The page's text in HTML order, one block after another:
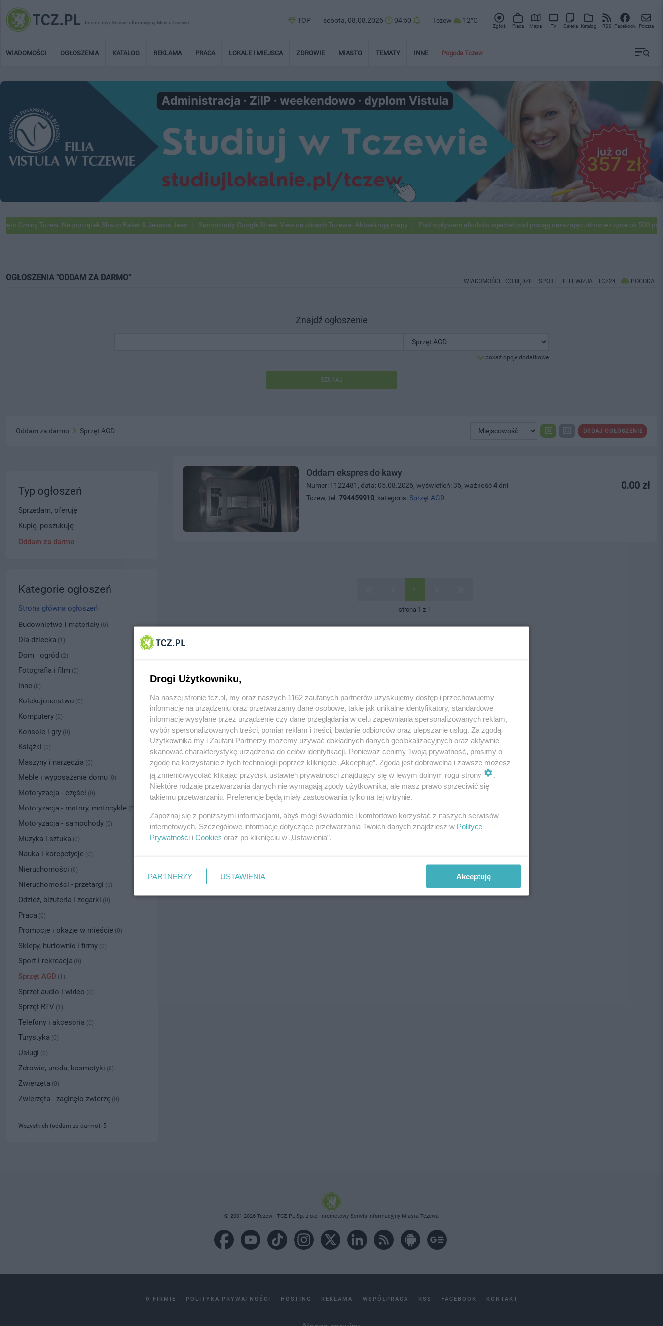
Internetowy Serwis Informacyjny Miasta Tczewa TOP sobota, 08.08.2026 04:50 Tczew 12°C
Zgłoś Praca Mapa TV Galeria Katalog RSS Facebook Poczta
WIADOMOŚCI OGŁOSZENIA KATALOG REKLAMA PRACA LOKALE I MIEJSCA ZDROWIE MIASTO TEMATY INNE Pogoda Tczew
Gminy Tczew. Na początek Shaun Baker & Jessica Jean Samochody Google Street View na ulicach Tczewa. Aktualizują mapy Pod wpływem alkoholu wjechał pod pociąg narażając zdrowie i życie ok 500
OGŁOSZENIA "ODDAM ZA DARMO" WIADOMOŚCI CO BĘDZIE SPORT TELEWIZJA TCZ24 POGODA
Znajdź ogłoszenie
pokaż opcje dodatkowe
SZUKAJ
DODAJ OGŁOSZENIE
Oddam za darmo Sprzęt AGD
Oddam ekspres do kawy
0.00 zł
Numer: 1122481, data: 05.08.2026, wyświetleń: 36, ważność4 dni
Tczew, tel.794459910, kategoria:Sprzęt AGD
1
strona 1 z 1
Typ ogłoszeń
Sprzedam, oferuję
Kupię, poszukuję
Oddam za darmo
Kategorie ogłoszeń
Strona główna ogłoszeń
Budownictwo i materiały (0)
Dla dziecka (1)
Dom i ogród (2)
Fotografia i film (0)
Inne (0)
Kolekcjonerstwo (0)
Komputery (0)
Konsole i gry (0)
Książki (0)
Maszyny i narzędzia (0)
Meble i wyposażenie domu (0)
Motoryzacja - części (0)
Motoryzacja - motory, motocykle (0)
Motoryzacja - samochody (0)
Muzyka i sztuka (0)
Nauka i korepetycje (0)
Nieruchomości (0)
Nieruchomości - przetargi (0)
Odzież, biżuteria i zegarki (0)
Praca (0)
Promocje i okazje w mieście (0)
Sklepy, hurtownie i firmy (0)
Sport i rekreacja (0)
Sprzęt AGD (1)
Sprzęt audio i wideo (0)
Sprzęt RTV (1)
Telefony i akcesoria (0)
Turystyka (0)
Usługi (0)
Zdrowie, uroda, kosmetyki (0)
Zwierzęta (0)
Zwierzęta - zaginęło zwierzę (0)
Wszystkich (oddam za darmo): 5
© 2001-2026 Tczew - TCZ.PL Sp. z o.o. Internetowy Serwis Informacyjny Miasta Tczewa
O FIRMIE POLITYKA PRYWATNOŚCI HOSTING REKLAMA WSPÓŁPRACA RSS FACEBOOK KONTAKT
Drogi Użytkowniku,
Na naszej stronie tcz.pl, my oraz naszych 1162 zaufanych partnerów uzyskujemy dostęp i przechowujemy
informacje na urządzeniu oraz przetwarzamy dane osobowe, takie jak unikalne identyfikatory, standardowe
informacje wysyłane przez urządzenie czy dane przeglądania w celu zapewniania spersonalizowanych reklam,
wybór spersonalizowanych treści, pomiar reklam i treści, badanie odbiorców oraz ulepszanie usług. Za zgodą
Użytkownika my i Zaufani Partnerzy możemy używać dokładnych danych geolokalizacyjnych oraz aktywnie
skanować charakterystykę urządzenia do celów identyfikacji. Ponieważ cenimy Twoją prywatność, prosimy o
zgodę na korzystanie z tych technologii poprzez kliknięcie „Akceptuję”. Zgoda jest dobrowolna i zawsze możesz
ją zmienić/wycofać klikając przycisk ustawień prywatności znajdujący się w lewym dolnym rogu strony
Niektóre rodzaje przetwarzania danych nie wymagają zgody użytkownika, ale masz prawo sprzeciwić się
takiemu przetwarzaniu. Preferencje będą miały zastosowania tylko na tej witrynie.
Zapoznaj się z poniższymi informacjami, abyś mógł świadomie i komfortowo korzystać z naszych serwisów
internetowych. Szczegółowe informacje dotyczące przetwarzania Twoich danych znajdziesz w Polityce
Prywatności i Cookies oraz po kliknięciu w „Ustawienia”.
PARTNERZY USTAWIENIA Akceptuję